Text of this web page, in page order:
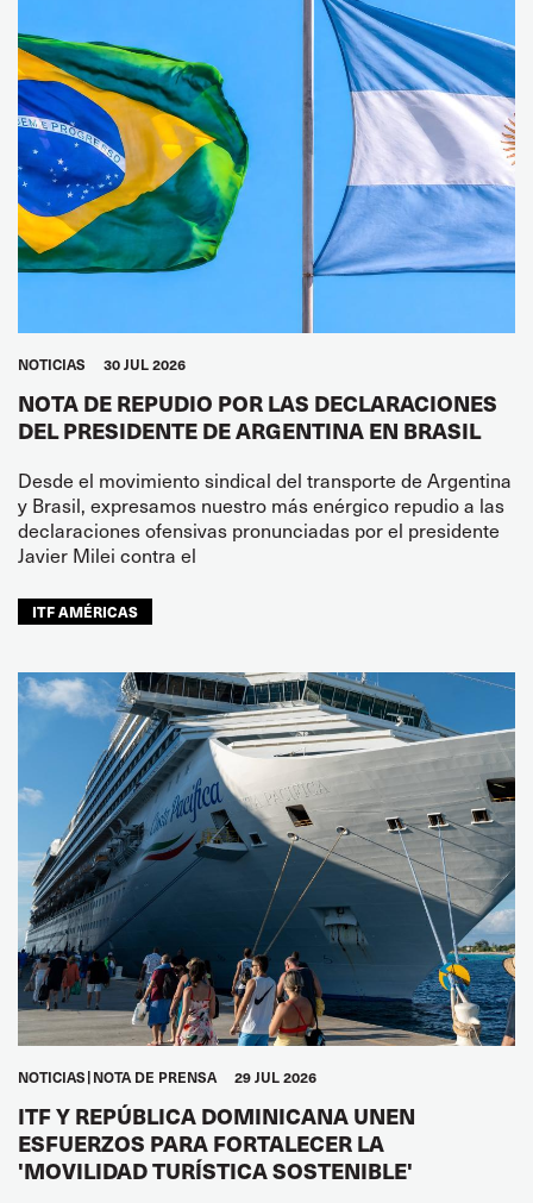
NOTICIAS 30 JUL 2026
NOTA DE REPUDIO POR LAS DECLARACIONES
DEL PRESIDENTE DE ARGENTINA EN BRASIL
Desde el movimiento sindical del transporte de Argentina
y Brasil, expresamos nuestro más enérgico repudio a las
declaraciones ofensivas pronunciadas por el presidente
Javier Milei contra el
ITF AMÉRICAS
NOTICIAS NOTA DE PRENSA 29 JUL 2026
ITF Y REPÚBLICA DOMINICANA UNEN
ESFUERZOS PARA FORTALECER LA
'MOVILIDAD TURÍSTICA SOSTENIBLE'